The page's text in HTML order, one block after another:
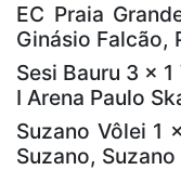
EC Praia
Ginásio Falcão,
Sesi Bauru 3 x
I Arena Paulo
Suzano Vôlei 1
Suzano, Suzano